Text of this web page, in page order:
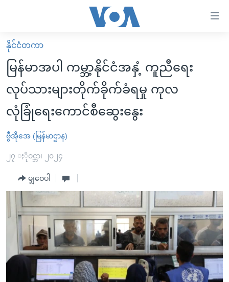
လွယ်ကူ
စေ
သည့်
Link
များ
ပင်မ
သို့
ကျော်
ကြည့်
ပင်မ
စာမျက်နှာ
မူလစာမျက်နှာ
မြန်မာ
ကမ္ဘာ့သတင်းများ
နိုင်ငံတကာ
အစ္စရေး-ပါလက်စတိုင်း
ဗွီဒီယို
အင်္ဂလိပ်စာလေ့လာမယ်
အမေရိကန်သုံးအီဒီယံ
မကြေးမုံရဲ့ အင်္ဂလိပ်စာ
ရုပ်ရှင်ထဲက အင်္ဂလိပ်စာ
သုတပဒေသာ အင်္ဂလိပ်စာ
အပတ်စဉ်ကဏ္ဍများ
ရေဒီယို
တီဗွီ
ရေဒီယိုနှင့်ရုပ်သံ အချက်အလက်များ
ရေဒီယို/တီဗွီအစီအစဉ်
Learning English
ဗွီအိုအေ လူမှုကွန်ယက်များ
နိုင်ငံတကာ
မြန်မာအပါ ကမ္ဘာ့နိုင်ငံအနှံ့ ကူညီရေး
လုပ်သားများတိုက်ခိုက်ခံရမှု ကုလ
လုံခြုံရေးကောင်စီဆွေးနွေး
ဗွီအိုအေ (မြန်မာဌာန)
၂၇ ႏိုဝင္ဘာ၊ ၂၀၂၄
မျှဝေပါ